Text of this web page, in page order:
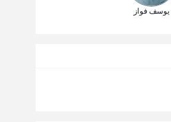
يوسف فواز